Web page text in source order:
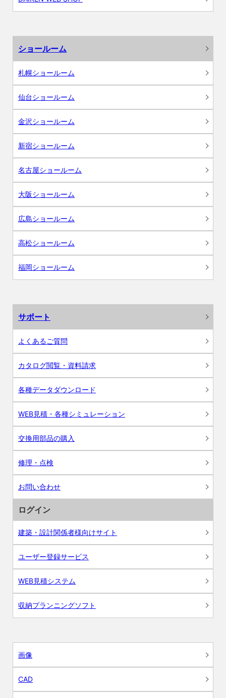
ショールーム
札幌ショールーム
仙台ショールーム
金沢ショールーム
新宿ショールーム
名古屋ショールーム
大阪ショールーム
広島ショールーム
高松ショールーム
福岡ショールーム
サポート
よくあるご質問
カタログ閲覧・資料請求
各種データダウンロード
WEB見積・各種シミュレーション
交換用部品の購入
修理・点検
お問い合わせ
ログイン
建築・設計関係者様向けサイト
ユーザー登録サービス
WEB見積システム
収納プランニングソフト
画像
CAD